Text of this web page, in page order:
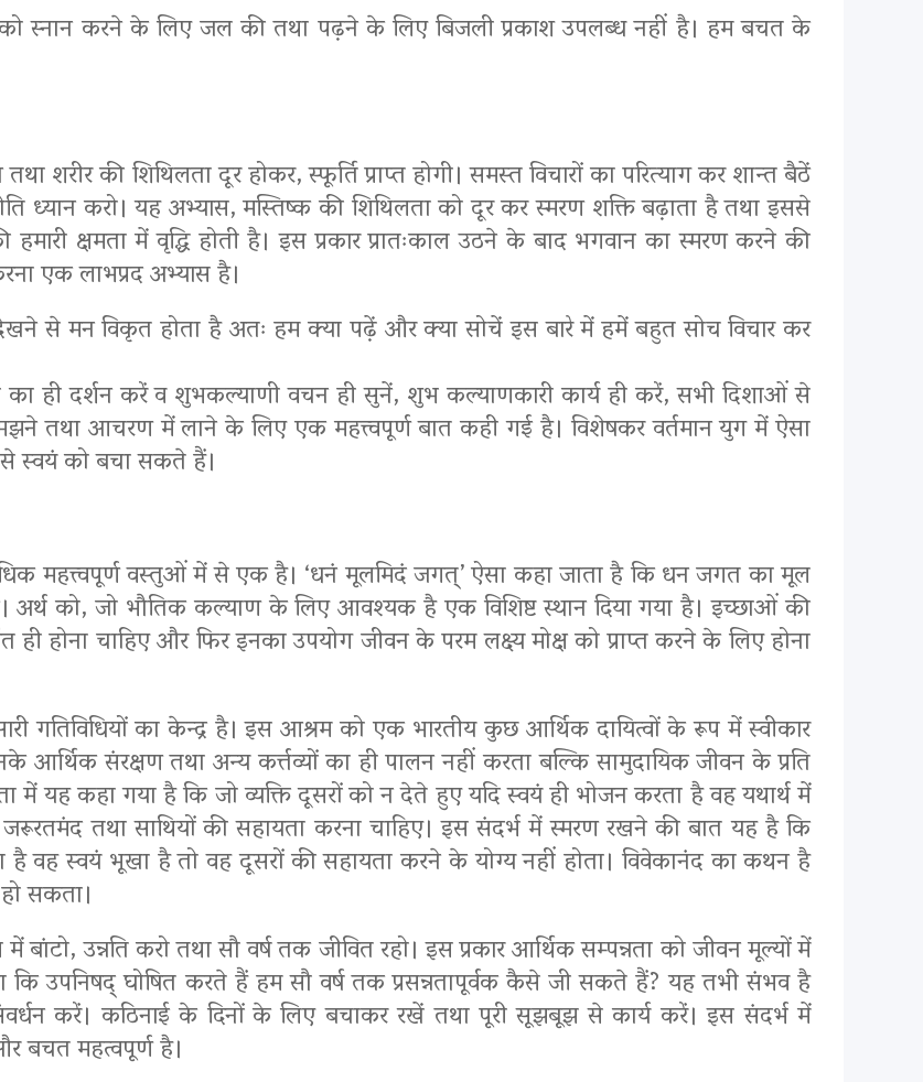
को स्नान करने के लिए जल की तथा पढ़ने के लिए बिजली प्रकाश उपलब्ध नहीं है। हम बचत के
शरीर की शिथिलता दूर होकर, स्फूर्ति प्राप्त होगी। समस्त विचारों का परित्याग कर शान्त बैठें
ध्यान करो। यह अभ्यास, मस्तिष्क की शिथिलता को दूर कर स्मरण शक्ति बढ़ाता है तथा इससे
क्षमता में वृद्धि होती है। इस प्रकार प्रातःकाल उठने के बाद भगवान का स्मरण करने की
एक लाभप्रद अभ्यास है।
से मन विकृत होता है अतः हम क्या पढ़ें और क्या सोचें इस बारे में हमें बहुत सोच विचार कर
का ही दर्शन करें व शुभकल्याणी वचन ही सुनें, शुभ कल्याणकारी कार्य ही करें, सभी दिशाओं से
समझने तथा आचरण में लाने के लिए एक महत्त्वपूर्ण बात कही गई है। विशेषकर वर्तमान युग में ऐसा
से स्वयं को बचा सकते हैं।
महत्त्वपूर्ण वस्तुओं में से एक है। ‘धनं मूलमिदं जगत्’ ऐसा कहा जाता है कि धन जगत का मूल
अर्थ को, जो भौतिक कल्याण के लिए आवश्यक है एक विशिष्ट स्थान दिया गया है। इच्छाओं की
ही होना चाहिए और फिर इनका उपयोग जीवन के परम लक्ष्य मोक्ष को प्राप्त करने के लिए होना
गतिविधियों का केन्द्र है। इस आश्रम को एक भारतीय कुछ आर्थिक दायित्वों के रूप में स्वीकार
आर्थिक संरक्षण तथा अन्य कर्त्तव्यों का ही पालन नहीं करता बल्कि सामुदायिक जीवन के प्रति
में यह कहा गया है कि जो व्यक्ति दूसरों को न देते हुए यदि स्वयं ही भोजन करता है वह यथार्थ में
तथा साथियों की सहायता करना चाहिए। इस संदर्भ में स्मरण रखने की बात यह है कि
वह स्वयं भूखा है तो वह दूसरों की सहायता करने के योग्य नहीं होता। विवेकानंद का कथन है
सकता।
उन्नति करो तथा सौ वर्ष तक जीवित रहो। इस प्रकार आर्थिक सम्पन्नता को जीवन मूल्यों में
उपनिषद् घोषित करते हैं हम सौ वर्ष तक प्रसन्नतापूर्वक कैसे जी सकते हैं? यह तभी संभव है
करें। कठिनाई के दिनों के लिए बचाकर रखें तथा पूरी सूझबूझ से कार्य करें। इस संदर्भ में
बचत महत्वपूर्ण है।